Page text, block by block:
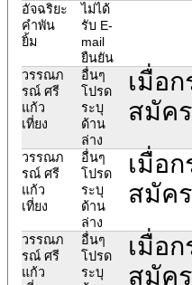
อัจฉริยะ
คำพัน
ยิ้ม
ไม่ได้
รับ E-
mail
ยืนยัน
วรรณภ
รณ์ ศรี
แก้ว
เที่ยง
อื่นๆ
โปรด
ระบุ
ด้าน
ล่าง
เมื่อ
สมัค
วรรณภ
รณ์ ศรี
แก้ว
เที่ยง
อื่นๆ
โปรด
ระบุ
ด้าน
ล่าง
เมื่อ
สมัค
วรรณภ
รณ์ ศรี
แก้ว
อื่นๆ
โปรด
ระบุ
เมื่อ
สมัค